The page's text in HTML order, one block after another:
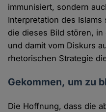
immunisiert, sondern
Interpretation des
die dieses Bild stören,
und damit vom Diskurs
rhetorischen Strategie
Gekommen, um zu
Die Hoffnung, dass die